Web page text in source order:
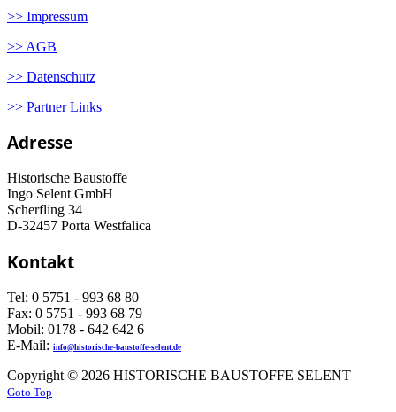
>> Impressum
>> AGB
>> Datenschutz
>> Partner Links
Adresse
Historische Baustoffe
Ingo Selent GmbH
Scherfling 34
D-32457 Porta Westfalica
Kontakt
Tel: 0 5751 - 993 68 80
Fax: 0 5751 - 993 68 79
Mobil: 0178 - 642 642 6
E-Mail: info@historische-baustoffe-selent.de
Copyright © 2026 HISTORISCHE BAUSTOFFE SELENT
Goto Top